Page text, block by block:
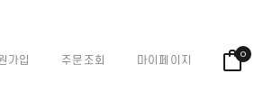
가입 주문조회 마이페이지 0